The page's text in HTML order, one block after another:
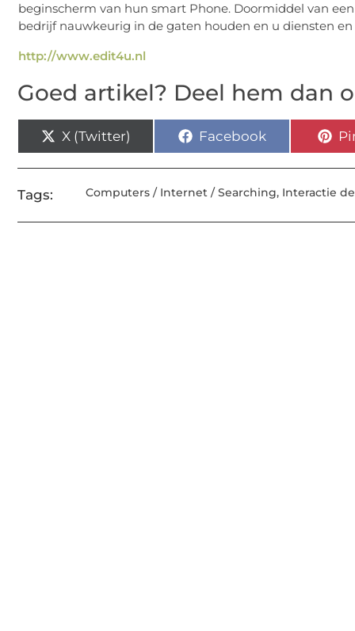
beginscherm van hun smart Phone. Doormiddel van
bedrijf nauwkeurig in de gaten houden en u diensten
http://www.edit4u.nl
Goed artikel? Deel hem dan
X (Twitter) Facebook
Tags: Computers / Internet / Searching, Interactie